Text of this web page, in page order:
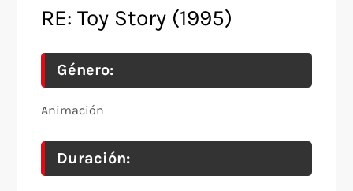
RE: Toy Story (1995)
Género:
Animación
Duración: